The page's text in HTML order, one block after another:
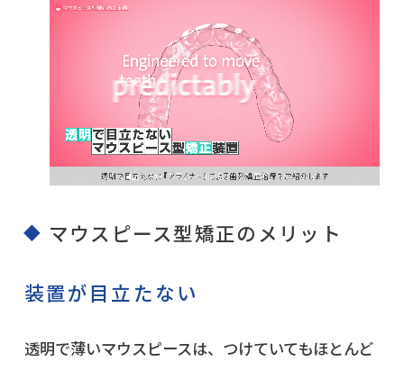
マウスピース型矯正のメリット
装置が目立たない
透明で薄いマウスピースは、つけていてもほとんど